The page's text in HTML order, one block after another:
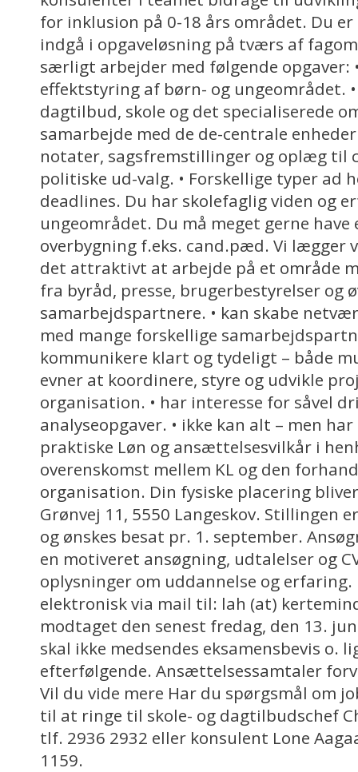
for inklusion på 0-18 års området. Du
indgå i opgaveløsning på tværs af
særligt arbejder med følgende opgaver:
effektstyring af børn- og ungeområdet.
dagtilbud, skole og det specialiserede
samarbejde med de de-centrale
notater, sagsfremstillinger og oplæg til
politiske ud-valg. • Forskellige typer ad
deadlines. Du har skolefaglig viden og
ungeområdet. Du må meget gerne have
overbygning f.eks. cand.pæd. Vi lægger
det attraktivt at arbejde på et område
fra byråd, presse, brugerbestyrelser og
samarbejdspartnere. • kan skabe
med mange forskellige
kommunikere klart og tydeligt – både
evner at koordinere, styre og udvikle
organisation. • har interesse for såvel
analyseopgaver. • ikke kan alt – men
praktiske Løn og ansættelsesvilkår i
overenskomst mellem KL og den
organisation. Din fysiske placering
Grønvej 11, 5550 Langeskov. Stillingen
og ønskes besat pr. 1. september.
en motiveret ansøgning, udtalelser og
oplysninger om uddannelse og erfaring.
elektronisk via mail til: lah (at)
modtaget den senest fredag, den 13.
skal ikke medsendes eksamensbevis o.
efterfølgende. Ansættelsessamtaler
Vil du vide mere Har du spørgsmål om
til at ringe til skole- og dagtilbudschef
tlf. 2936 2932 eller konsulent Lone
1159.